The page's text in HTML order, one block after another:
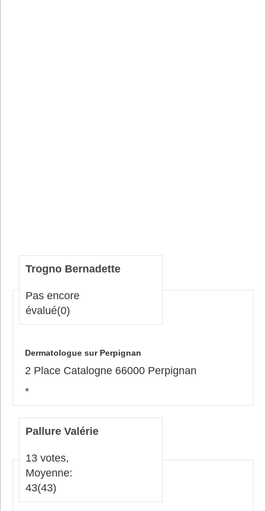
Trogno Bernadette
Pas encore
évalué(0)
Dermatologue sur Perpignan
2 Place Catalogne 66000 Perpignan
*
Pallure Valérie
13 votes,
Moyenne:
43(43)